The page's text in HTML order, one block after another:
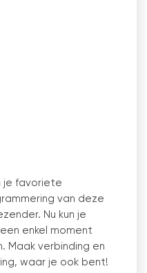
je favoriete
van deze
Nu kun je
enkel moment
Maak verbinding en
waar je ook bent!